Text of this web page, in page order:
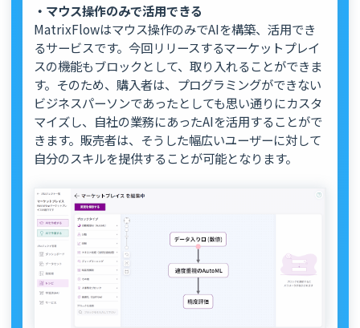
・マウス操作のみで活用できる
MatrixFlowはマウス操作のみでAIを構築、活用でき
るサービスです。今回リリースするマーケットプレイ
スの機能もブロックとして、取り入れることができま
す。そのため、購入者は、プログラミングができない
ビジネスパーソンであったとしても思い通りにカスタ
マイズし、自社の業務にあったAIを活用することがで
きます。販売者は、そうした幅広いユーザーに対して
自分のスキルを提供することが可能となります。